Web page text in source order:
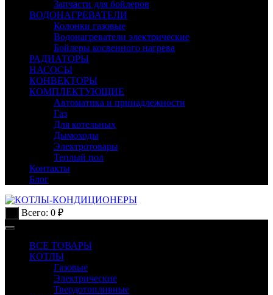
Запчасти для бойлеров
ВОДОНАГРЕВАТЕЛИ
Колонки газовые
Водонагреватели электрические
Бойлеры косвенного нагрева
РАДИАТОРЫ
НАСОСЫ
КОНВЕКТОРЫ
КОМПЛЕКТУЮЩИЕ
Автоматика и принадлежности
Газ
Для котельных
Дымоходы
Электротовары
Теплый пол
Контакты
Блог
Всего: 0 ₽
ВСЕ ТОВАРЫ
КОТЛЫ
Газовые
Электрические
Твердотопливные